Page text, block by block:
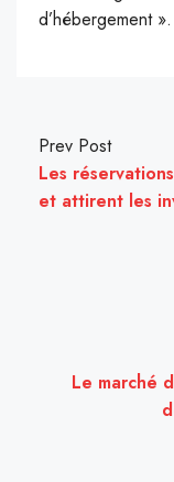
d’hébergement ».
Prev Post
Les
et attirent les
Le marché